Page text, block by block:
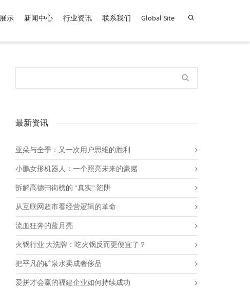
.
示 新闻中心 行业资讯 联系我们 Global Site
最新资讯
亚朵与全季：又一次用户思维的胜利
小鹏女形机器人：一个照亮未来的豪赌
拆解高德扫街榜的 “真实” 陷阱
从互联网超市看经营逻辑的革命
流血狂奔的蓝月亮
火锅行业 大洗牌：吃火锅反而更便宜了？
把平凡的矿泉水卖成奢侈品
爱拼才会赢的福建企业如何持续成功